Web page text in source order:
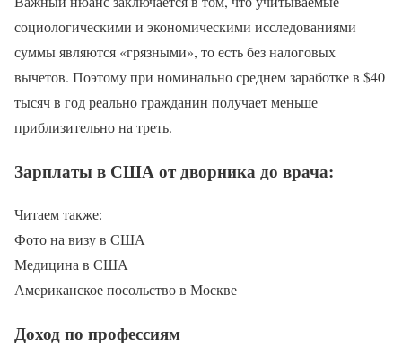
социологическими и экономическими исследованиями
суммы являются «грязными», то есть без налоговых
вычетов. Поэтому при номинально среднем заработке в $40
тысяч в год реально гражданин получает меньше
приблизительно на треть.
Зарплаты в США от дворника до врача:
Читаем также:
Фото на визу в США
Медицина в США
Американское посольство в Москве
Доход по профессиям